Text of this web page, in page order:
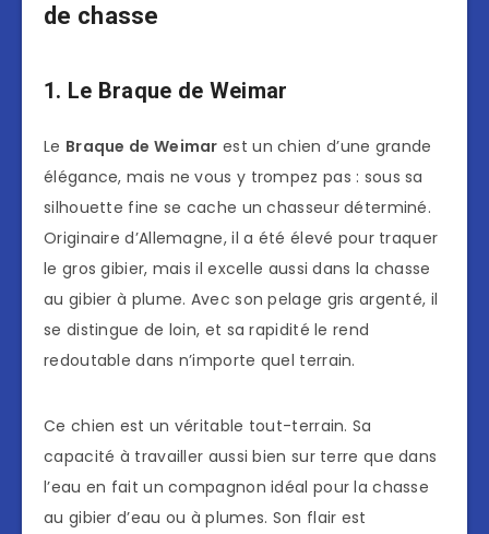
de chasse
1. Le Braque de Weimar
Le Braque de Weimar est un chien d’une grande
élégance, mais ne vous y trompez pas : sous sa
silhouette fine se cache un chasseur déterminé.
Originaire d’Allemagne, il a été élevé pour traquer
le gros gibier, mais il excelle aussi dans la chasse
au gibier à plume. Avec son pelage gris argenté, il
se distingue de loin, et sa rapidité le rend
redoutable dans n’importe quel terrain.
Ce chien est un véritable tout-terrain. Sa
capacité à travailler aussi bien sur terre que dans
l’eau en fait un compagnon idéal pour la chasse
au gibier d’eau ou à plumes. Son flair est